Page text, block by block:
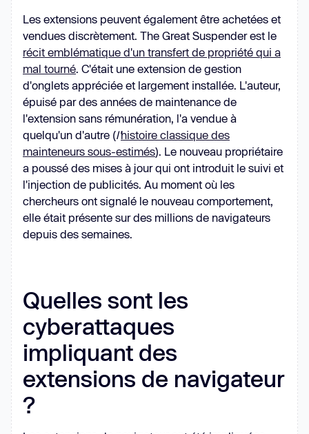
Les extensions peuvent également être achetées et
vendues discrètement. The Great Suspender est le
récit emblématique d'un transfert de propriété qui a
mal tourné. C'était une extension de gestion
d'onglets appréciée et largement installée. L'auteur,
épuisé par des années de maintenance de
l'extension sans rémunération, l'a vendue à
quelqu'un d'autre (l'histoire classique des
mainteneurs sous-estimés). Le nouveau propriétaire
a poussé des mises à jour qui ont introduit le suivi et
l'injection de publicités. Au moment où les
chercheurs ont signalé le nouveau comportement,
elle était présente sur des millions de navigateurs
depuis des semaines.
Quelles sont les
cyberattaques
impliquant des
extensions de navigateur
?